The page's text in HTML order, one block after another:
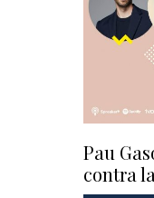
Pau
contra